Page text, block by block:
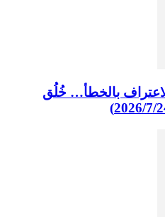
مع الناس (2): الاعتراف بالخطأ… خُلُق